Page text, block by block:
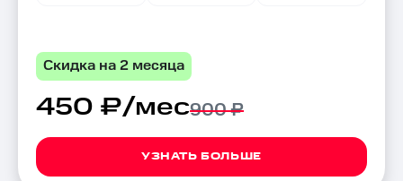
Скидка на 2 месяца
450 ₽/мес900 ₽
УЗНАТЬ БОЛЬШЕ